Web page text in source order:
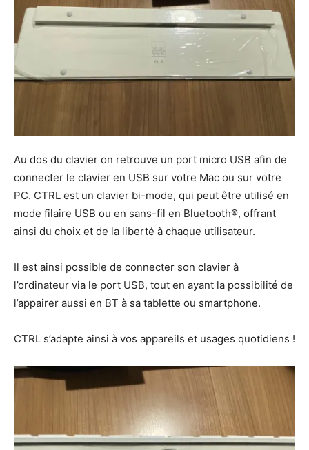
Au dos du clavier on retrouve un port micro USB afin de
connecter le clavier en USB sur votre Mac ou sur votre
PC. CTRL est un clavier bi-mode, qui peut être utilisé en
mode filaire USB ou en sans-fil en Bluetooth®, offrant
ainsi du choix et de la liberté à chaque utilisateur.
Il est ainsi possible de connecter son clavier à
l’ordinateur via le port USB, tout en ayant la possibilité de
l’appairer aussi en BT à sa tablette ou smartphone.
CTRL s’adapte ainsi à vos appareils et usages quotidiens !